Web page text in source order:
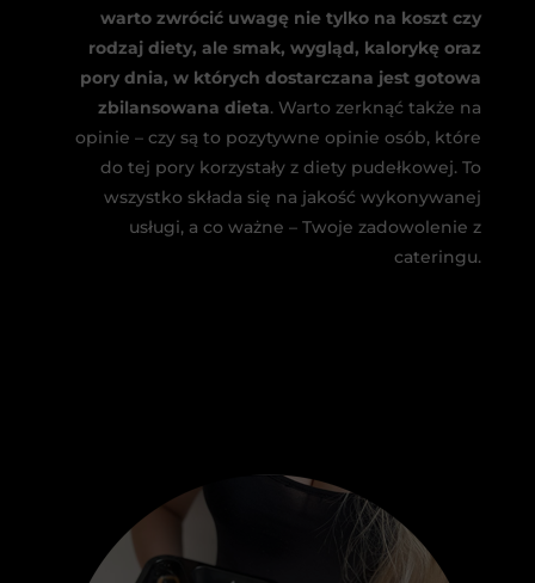
warto zwrócić uwagę nie tylko na koszt czy
rodzaj diety, ale smak, wygląd, kalorykę oraz
pory dnia, w których dostarczana jest gotowa
zbilansowana dieta. Warto zerknąć także na
opinie – czy są to pozytywne opinie osób, które
do tej pory korzystały z diety pudełkowej. To
wszystko składa się na jakość wykonywanej
usługi, a co ważne – Twoje zadowolenie z
cateringu.